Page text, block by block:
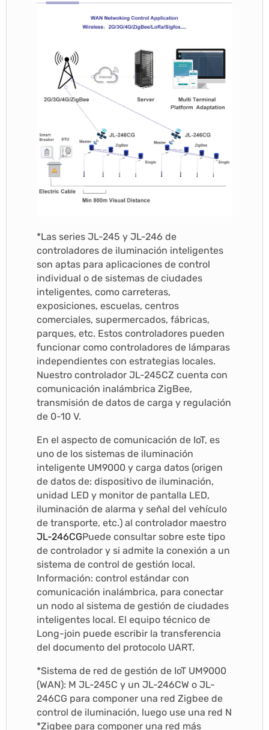
*Las series JL-245 y JL-246 de
controladores de iluminación inteligentes
son aptas para aplicaciones de control
individual o de sistemas de ciudades
inteligentes, como carreteras,
exposiciones, escuelas, centros
comerciales, supermercados, fábricas,
parques, etc. Estos controladores pueden
funcionar como controladores de lámparas
independientes con estrategias locales.
Nuestro controlador JL-245CZ cuenta con
comunicación inalámbrica ZigBee,
transmisión de datos de carga y regulación
de 0-10 V.
En el aspecto de comunicación de IoT, es
uno de los sistemas de iluminación
inteligente UM9000 y carga datos (origen
de datos de: dispositivo de iluminación,
unidad LED y monitor de pantalla LED,
iluminación de alarma y señal del vehículo
de transporte, etc.) al controlador maestro
JL-246CGPuede consultar sobre este tipo
de controlador y si admite la conexión a un
sistema de control de gestión local.
Información: control estándar con
comunicación inalámbrica, para conectar
un nodo al sistema de gestión de ciudades
inteligentes local. El equipo técnico de
Long-join puede escribir la transferencia
del documento del protocolo UART.
*Sistema de red de gestión de IoT UM9000
(WAN): M JL-245C y un JL-246CW o JL-
246CG para componer una red Zigbee de
control de iluminación, luego use una red N
*Zigbee para componer una red más